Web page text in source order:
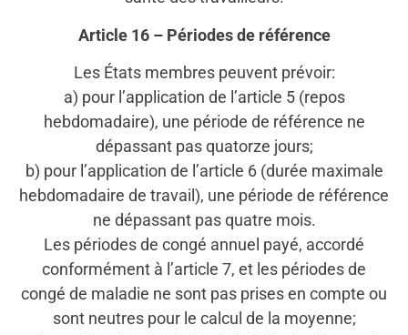
Article 16 – Périodes de référence
Les États membres peuvent prévoir:
a) pour l’application de l’article 5 (repos
hebdomadaire), une période de référence ne
dépassant pas quatorze jours;
b) pour l’application de l’article 6 (durée maximale
hebdomadaire de travail), une période de référence
ne dépassant pas quatre mois.
Les périodes de congé annuel payé, accordé
conformément à l’article 7, et les périodes de
congé de maladie ne sont pas prises en compte ou
sont neutres pour le calcul de la moyenne;